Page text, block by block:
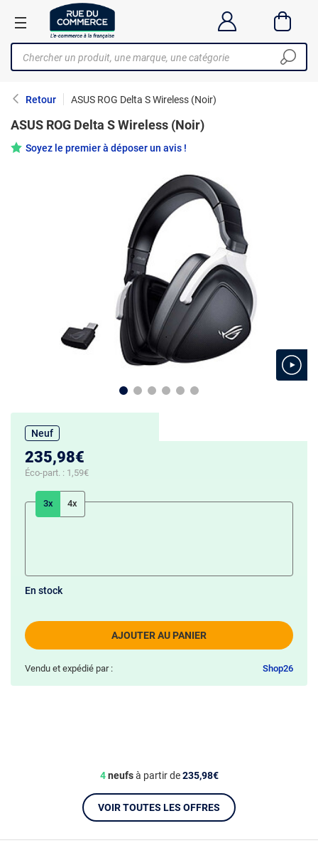
Retour ASUS ROG Delta S Wireless (Noir)
ASUS ROG Delta S Wireless (Noir)
Soyez le premier à déposer un avis !
Neuf
235,98€
Éco-part. : 1,59€
3x 4x
AJOUTER AU PANIER
En stock
Vendu et expédié par : Shop26
4neufsà partir de235,98€
VOIR TOUTES LES OFFRES